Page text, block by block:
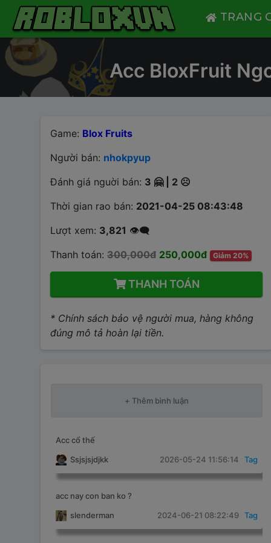
TRANG
Acc BloxFruit
Game: Blox Fruits
Người bán: nhokpyup
Đánh giá nguời bán: 3 🤗 | 2 ☹️
Thời gian rao bán: 2021-04-25 08:43:48
Lượt xem: 3,821 👁️‍🗨️
Thanh toán: 300,000đ 250,000đ Giảm 20%
THANH TOÁN
* Chính sách bảo vệ người mua, hàng không
đúng mô tả hoàn lại tiền.
Acc cổ thế
Ssjsjsjdjkk
2026-05-24 11:56:14 Tag
acc nay con ban ko ?
slenderman
2024-06-21 08:22:49 Tag
Close